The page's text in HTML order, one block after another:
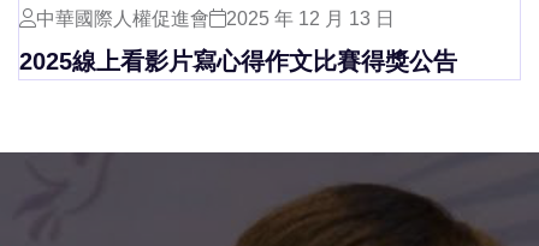
中華國際人權促進會 2025 年 12 月 13 日
2025線上看影片寫心得作文比賽得獎公告